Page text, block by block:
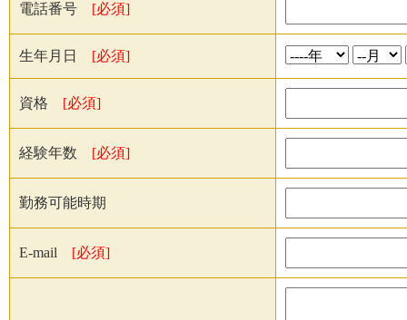
電話番号 [必須]
生年月日 [必須]
資格 [必須]
経験年数 [必須]
勤務可能時期
E-mail [必須]